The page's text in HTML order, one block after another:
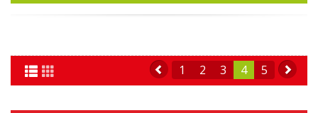
1 2 3 4 5